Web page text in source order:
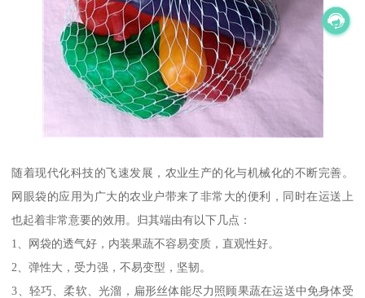
随着现代化科技的飞速发展，农业生产的化与机械化的不断完善。
网眼袋的应用为广大的农业户带来了非常大的便利，同时在运送上
也起着非常意要的效用。归其端由有以下几点：
1、网袋的透气好，内装果蔬不容易变质，直观性好。
2、弹性大，受力强，不易变型，坚韧。
3、轻巧、柔软、光溜，扁形丝体能尽力照顾果蔬在运送中免身体受